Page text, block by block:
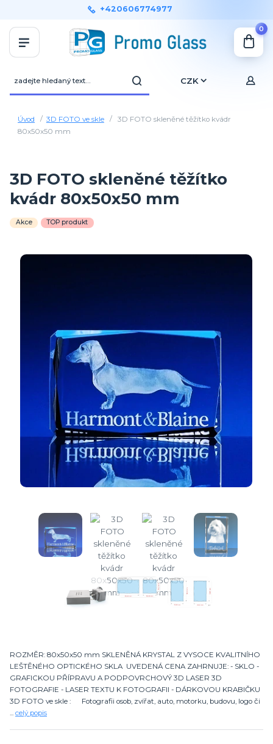
CZK
+420606774977
0
Úvod 3D FOTO ve skle
3D FOTO skleněné těžítko kvádr
80x50x50 mm
3D FOTO skleněné těžítko
kvádr 80x50x50 mm
Akce TOP produkt
ROZMĚR: 80x50x50 mm SKLENĚNÁ KRYSTAL Z VYSOCE KVALITNÍHO
LEŠTĚNÉHO OPTICKÉHO SKLA UVEDENÁ CENA ZAHRNUJE: - SKLO -
GRAFICKOU PŘÍPRAVU A PODPOVRCHOVÝ 3D LASER 3D
FOTOGRAFIE - LASER TEXTU K FOTOGRAFII - DÁRKOVOU KRABIČKU
3D FOTO ve skle : Fotografii osob, zvířat, auto, motorku, budovu, logo či
celý popis